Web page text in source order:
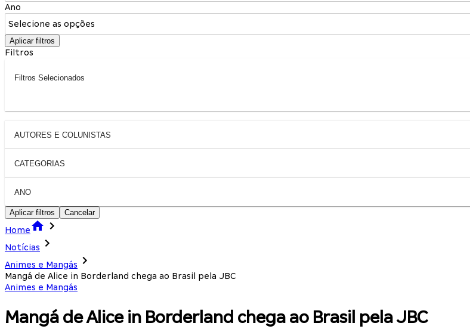
Ano
Selecione as opções
Aplicar filtros
Filtros
Filtros Selecionados
AUTORES E COLUNISTAS
CATEGORIAS
ANO
Aplicar filtros Cancelar
Home
Notícias
Animes e Mangás
Mangá de Alice in Borderland chega ao Brasil pela JBC
Animes e Mangás
Mangá de Alice in Borderland chega ao Brasil pela JBC